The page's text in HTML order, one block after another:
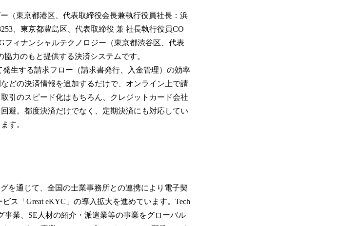
ー（東京都港区、代表取締役会長兼執行役員社長：浜
、東京都豊島区、代表取締役 兼 社長執行役員CO
ィナンシャルテクノロジー（東京都渋谷区、代表
力のもと提供する決済システムです。
生する請求フロー（請求書発行、入金管理）の効率
どの決済情報を追加するだけで、オンライン上で請
引のスピード化はもちろん、クレジットカード会社
避。都度決済だけでなく、定期決済にも対応してい
す。
を通じて、全国の士業事務所との連携により電子契
ス「Great eKYC」の導入拡大を進めています。Tech
業、SE人材の紹介・派遣業等の事業をグローバル